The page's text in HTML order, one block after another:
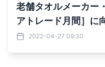
老舗タオルメーカー
アトレード月間］に
2022-04-27 09:30